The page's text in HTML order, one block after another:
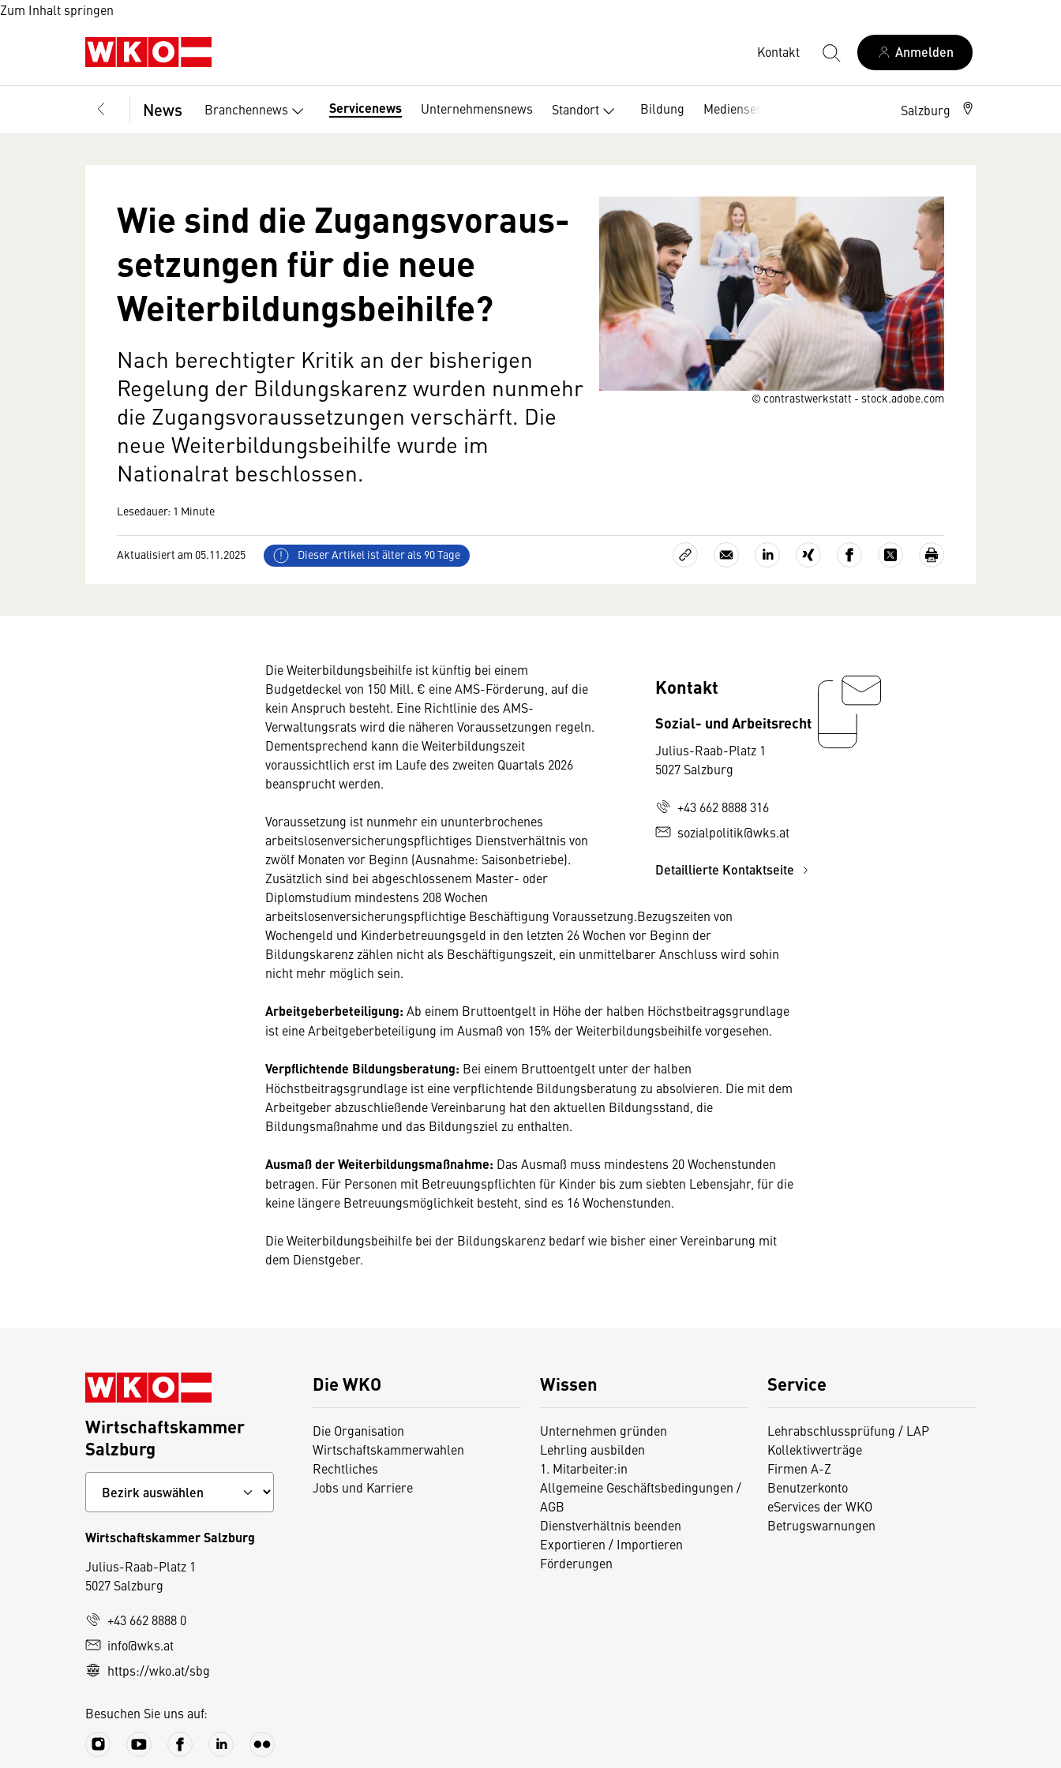
Zum Inhalt springen
Kontakt Anmelden
News Branchennews Servicenews Unternehmensnews Standort Bildung Medienservice PodcastSalzburg
© contrastwerkstatt - stock.adobe.com
Wie sind die Zugangs­vor­aus­
setzungen für die neue
Weiterbildungsbeihilfe?
Nach berechtigter Kritik an der bisherigen
Regelung der Bildungskarenz wurden nunmehr
die Zugangsvoraussetzungen verschärft. Die
neue Weiterbildungsbeihilfe wurde im
Nationalrat beschlossen.
Lesedauer: 1 Minute
Aktualisiert am 05.11.2025 Dieser Artikel ist älter als 90 Tage
Kontakt
Sozial- und Arbeitsrecht
Julius-Raab-Platz 1
5027 Salzburg
+43 662 8888 316
sozialpolitik@wks.at
Detaillierte Kontaktseite
Die Weiterbildungsbeihilfe ist künftig bei einem
Budgetdeckel von 150 Mill. € eine AMS-Förderung, auf die
kein Anspruch besteht. Eine Richtlinie des AMS-
Verwaltungsrats wird die näheren Voraussetzungen regeln.
Dementsprechend kann die Weiterbildungszeit
voraussichtlich erst im Laufe des zweiten Quartals 2026
beansprucht werden.
Voraussetzung ist nunmehr ein ununterbrochenes
arbeitslosenversicherungspflichtiges Dienstverhältnis von
zwölf Monaten vor Beginn (Ausnahme: Saisonbetriebe).
Zusätzlich sind bei abgeschlossenem Master- oder
Diplomstudium mindestens 208 Wochen
arbeitslosenversicherungspflichtige Beschäftigung Voraussetzung.Bezugszeiten von
Wochengeld und Kinderbetreuungsgeld in den letzten 26 Wochen vor Beginn der
Bildungskarenz zählen nicht als Beschäftigungszeit, ein unmittelbarer Anschluss wird sohin
nicht mehr möglich sein.
Arbeitgeberbeteiligung: Ab einem Bruttoentgelt in Höhe der halben Höchstbeitragsgrundlage
ist eine Arbeitgeberbeteiligung im Ausmaß von 15% der Weiterbildungsbeihilfe vorgesehen.
Verpflichtende Bildungsberatung: Bei einem Bruttoentgelt unter der halben
Höchstbeitragsgrundlage ist eine verpflichtende Bildungsberatung zu absolvieren. Die mit dem
Arbeitgeber abzu­schließende Vereinbarung hat den aktuellen Bildungsstand, die
Bildungsmaßnahme und das Bildungsziel zu enthalten.
Ausmaß der Weiterbildungsmaßnahme: Das Aus­maß muss mindestens 20 Wochenstunden
betragen. Für Personen mit Betreuungspflichten für Kinder bis zum siebten Lebensjahr, für die
keine längere Betreuungsmöglichkeit besteht, sind es 16 Wochenstunden.
Die Weiterbildungsbeihilfe bei der Bildungskarenz bedarf wie bisher einer Vereinbarung mit
dem Dienstgeber.
Die WKO
Die Organisation
Wirtschaftskammerwahlen
Rechtliches
Jobs und Karriere
Wissen
Unternehmen gründen
Lehrling ausbilden
1. Mitarbeiter:in
Allgemeine Geschäftsbedingungen /
AGB
Dienstverhältnis beenden
Exportieren / Importieren
Förderungen
Service
Lehrabschlussprüfung / LAP
Kollektivverträge
Firmen A-Z
Benutzerkonto
eServices der WKO
Betrugswarnungen
Wirtschaftskammer
Salzburg
Wirtschaftskammer Salzburg
Julius-Raab-Platz 1
5027 Salzburg
+43 662 8888 0
info@wks.at
https://wko.at/sbg
Besuchen Sie uns auf: